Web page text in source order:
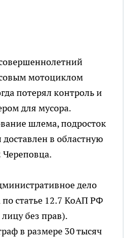
мотоциклом
потерял контроль и
для мусора.
шлема, подросток
в областную
дело
статье 12.7 КоАП РФ
без прав).
в размере 30 тысяч